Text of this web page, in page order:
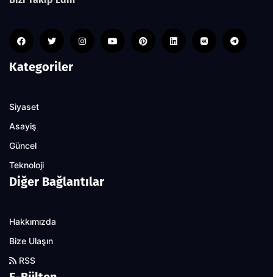
Kategoriler
Siyaset
Asayiş
Güncel
Teknoloji
Diğer Bağlantılar
Hakkımızda
Bize Ulaşın
RSS